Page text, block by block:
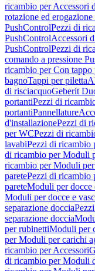
ricambio per Accessori
rotazione ed
PushControlPezzi di
PushControlAccessori
PushControlPezzi di
comando a pressione
ricambio per Con tappo
bagnoTappi per piletta
di risciacquoGeberit
portantiPezzi di
portantiPannellature
d'installazionePezzi di
per WCPezzi di
lavabiPezzi di ricambio
di ricambio per Moduli
ricambio per Moduli
paretePezzi di ricambio
pareteModuli per docce
Moduli per docce e
separazione doccia
separazione doccia
per rubinettiModuli per
per Moduli per carichi
ricambio per Accessori
di ricambio per Moduli